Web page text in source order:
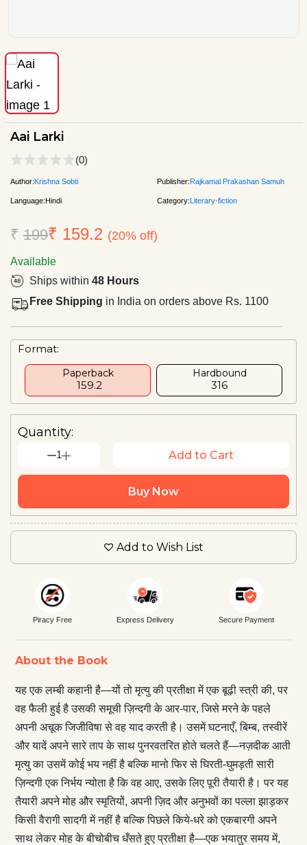
Aai Larki
(0)
Author:Krishna Sobti Publisher:Rajkamal Prakashan Samuh
Language:Hindi Category:Literary-fiction
₹ 199₹ 159.2 (20% off)
Available
Ships within 48 Hours
Free Shipping in India on orders above Rs. 1100
Format:
Paperback
₹ 159.2
Hardbound
₹316
Quantity:
1 Add to Cart
Buy Now
Add to Wish List
Piracy Free Express Delivery Secure Payment
About the Book
यह एक लम्बी कहानी है—यों तो मृत्यु की प्रतीक्षा में एक बूढ़ी स्त्री की, पर
वह फैली हुई है उसकी समूची ज़िन्दगी के आर-पार, जिसे मरने के पहले
अपनी अचूक जिजीविषा से वह याद करती है। उसमें घटनाएँ, बिम्ब, तस्वीरें
और यादें अपने सारे ताप के साथ पुनरवतरित होते चलते हैं—नज़दीक आती
मृत्यु का उसमें कोई भय नहीं है बल्कि मानो फिर से घिरती-घुमड़ती सारी
ज़िन्‍दगी एक निर्भय न्योता है कि वह आए, उसके लिए पूरी तैयारी है। पर यह
तैयारी अपने मोह और स्मृतियों, अपनी ज़िद और अनुभवों का पल्ला झाड़कर
किसी वैरागी सादगी में नहीं है बल्कि पिछले किये-धरे को एकबारगी अपने
साथ लेकर मोह के बीचोबीच धँसते हुए प्रतीक्षा है—एक भयातुर समय में,